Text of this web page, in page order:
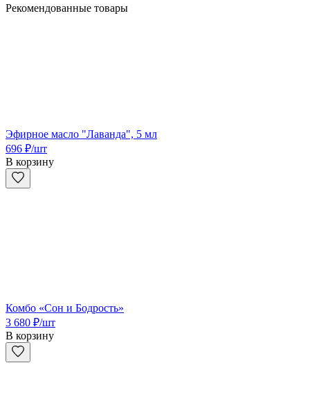
Рекомендованные товары
Эфирное масло "Лаванда", 5 мл
696 ₽/шт
В корзину
Комбо «Сон и Бодрость»
3 680 ₽/шт
В корзину